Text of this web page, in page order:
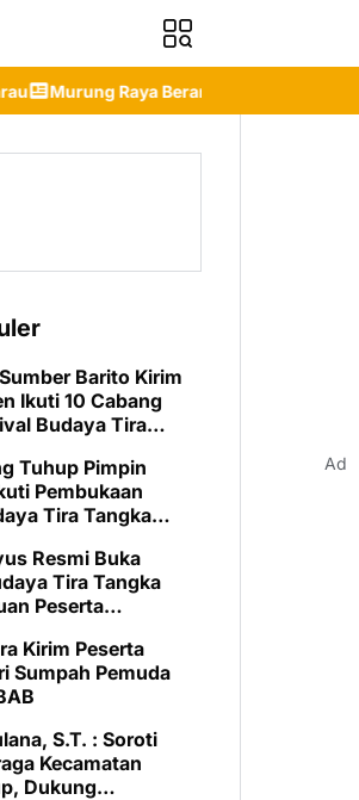
Kontingen Terbaik ke Jambore
Barito Kirim
Ikuti 10 Cabang
Budaya Tira
Tuhup Pimpin
Pembukaan
Tira Tangka
Resmi Buka
Tira Tangka
Peserta
Kirim Peserta
Sumpah Pemuda
S.T. : Soroti
Kecamatan
Dukung
Ad